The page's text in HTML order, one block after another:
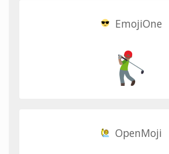
EmojiOne
OpenMoji